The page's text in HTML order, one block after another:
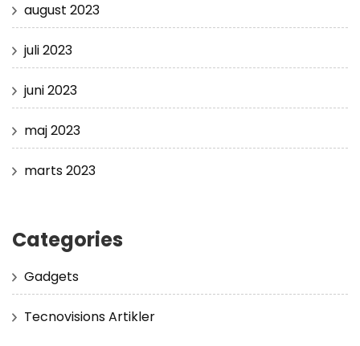
august 2023
juli 2023
juni 2023
maj 2023
marts 2023
Categories
Gadgets
Tecnovisions Artikler